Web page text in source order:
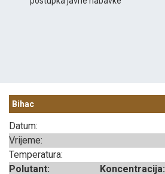
Bihac
Datum:
Vrijeme:
Temperatura:
Polutant:
Koncentracija: